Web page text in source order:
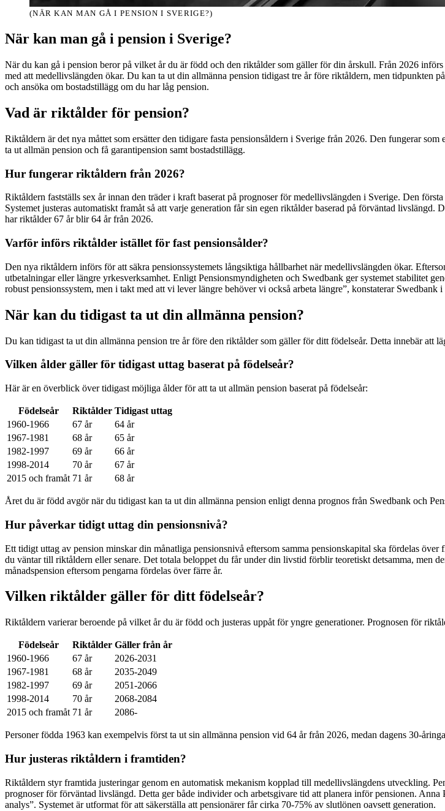
(NÄR KAN MAN GÅ I PENSION I SVERIGE?)
När kan man gå i pension i Sverige?
När du kan gå i pension beror på vilket år du är född och den riktålder som gäller för din årskull. Från 2026
med att medellivslängden ökar. Du kan ta ut din allmänna pension tidigast tre år före riktåldern, men tidpunkten
och ansöka om bostadstillägg om du har låg pension.
Vad är riktålder för pension?
Riktåldern är det nya måttet som ersätter den tidigare fasta pensionsåldern i Sverige från 2026. Den fungerar
ta ut allmän pension och få garantipension samt bostadstillägg.
Hur fungerar riktåldern från 2026?
Riktåldern fastställs sex år innan den träder i kraft baserat på prognoser för medellivslängden i Sverige. Den
Systemet justeras automatiskt framåt så att varje generation får sin egen riktålder baserad på förväntad
har riktålder 67 år blir 64 år från 2026.
Varför införs riktålder istället för fast pensionsålder?
Den nya riktåldern införs för att säkra pensionssystemets långsiktiga hållbarhet när medellivslängden ökar.
utbetalningar eller längre yrkesverksamhet. Enligt Pensionsmyndigheten och Swedbank ger systemet stabilitet
robust pensionssystem, men i takt med att vi lever längre behöver vi också arbeta längre”, konstaterar Swedbank i
När kan du tidigast ta ut din allmänna pension?
Du kan tidigast ta ut din allmänna pension tre år före den riktålder som gäller för ditt födelseår. Detta innebär att
Vilken ålder gäller för tidigast uttag baserat på födelseår?
Här är en överblick över tidigast möjliga ålder för att ta ut allmän pension baserat på födelseår:
Födelseår Riktålder Tidigast uttag
1960-1966
67 år
64 år
1967-1981
68 år
65 år
1982-1997
69 år
66 år
1998-2014
70 år
67 år
2015 och framåt 71 år 68 år
Året du är född avgör när du tidigast kan ta ut din allmänna pension enligt denna prognos från Swedbank och
Hur påverkar tidigt uttag din pensionsnivå?
Ett tidigt uttag av pension minskar din månatliga pensionsnivå eftersom samma pensionskapital ska fördelas
du väntar till riktåldern eller senare. Det totala beloppet du får under din livstid förblir teoretiskt detsamma, men
månadspension eftersom pengarna fördelas över färre år.
Vilken riktålder gäller för ditt födelseår?
Riktåldern varierar beroende på vilket år du är född och justeras uppåt för yngre generationer. Prognosen för
Födelseår Riktålder Gäller från år
1960-1966
67 år
2026-2031
1967-1981
68 år
2035-2049
1982-1997
69 år
2051-2066
1998-2014
70 år
2068-2084
2015 och framåt 71 år 2086-
Personer födda 1963 kan exempelvis först ta ut sin allmänna pension vid 64 år från 2026, medan dagens 30-
Hur justeras riktåldern i framtiden?
Riktåldern styr framtida justeringar genom en automatisk mekanism kopplad till medellivslängdens utveckling.
prognoser för förväntad livslängd. Detta ger både individer och arbetsgivare tid att planera inför pensionen.
analys”. Systemet är utformat för att säkerställa att pensionärer får cirka 70-75% av slutlönen oavsett generation.